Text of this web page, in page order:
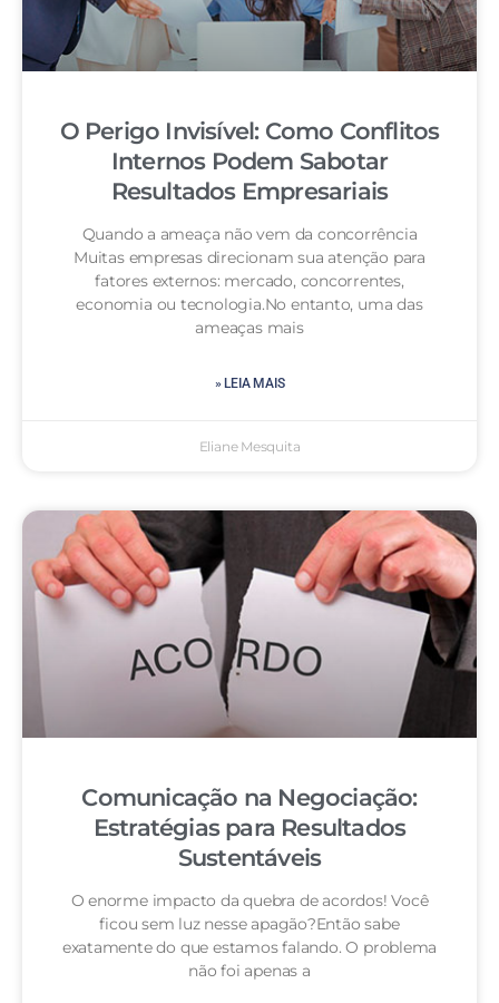
O Perigo Invisível: Como Conflitos
Internos Podem Sabotar
Resultados Empresariais
Quando a ameaça não vem da concorrência
Muitas empresas direcionam sua atenção para
fatores externos: mercado, concorrentes,
economia ou tecnologia.No entanto, uma das
ameaças mais
» LEIA MAIS
Eliane Mesquita
Comunicação na Negociação:
Estratégias para Resultados
Sustentáveis
O enorme impacto da quebra de acordos! Você
ficou sem luz nesse apagão?Então sabe
exatamente do que estamos falando. O problema
não foi apenas a